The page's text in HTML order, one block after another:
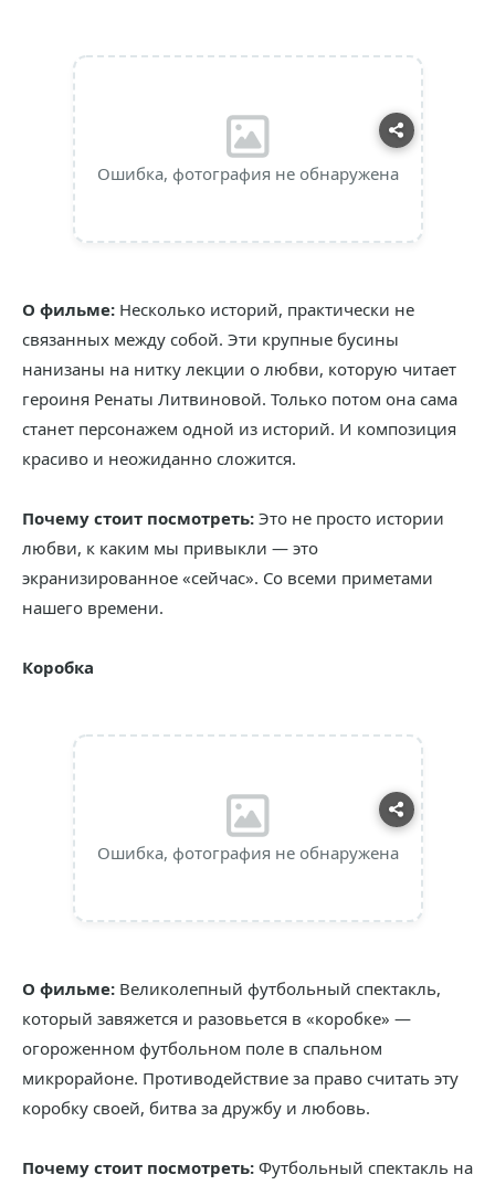
Ошибка, фотография не обнаружена
О фильме: Несколько историй, практически не
связанных между собой. Эти крупные бусины
нанизаны на нитку лекции о любви, которую читает
героиня Ренаты Литвиновой. Только потом она сама
станет персонажем одной из историй. И композиция
красиво и неожиданно сложится.
Почему стоит посмотреть: Это не просто истории
любви, к каким мы привыкли — это
экранизированное «сейчас». Со всеми приметами
нашего времени.
Коробка
Ошибка, фотография не обнаружена
О фильме: Великолепный футбольный спектакль,
который завяжется и разовьется в «коробке» —
огороженном футбольном поле в спальном
микрорайоне. Противодействие за право считать эту
коробку своей, битва за дружбу и любовь.
Почему стоит посмотреть: Футбольный спектакль на